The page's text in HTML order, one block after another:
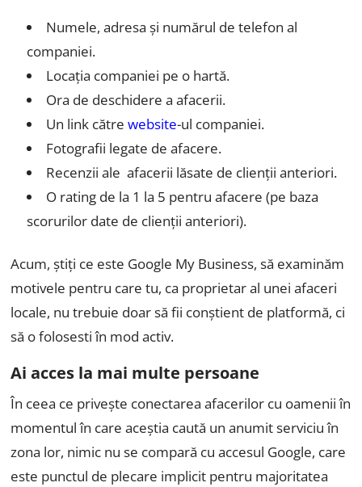
Numele, adresa și numărul de telefon al
companiei.
Locația companiei pe o hartă.
Ora de deschidere a afacerii.
Un link cătrewebsite-ul companiei.
Fotografii legate de afacere.
Recenzii ale afacerii lăsate de clienții anteriori.
O rating de la 1 la 5 pentru afacere (pe baza
scorurilor date de clienții anteriori).
Acum, știți ce este Google My Business, să examinăm
motivele pentru care tu, ca proprietar al unei afaceri
locale, nu trebuie doar să fii conștient de platformă, ci
să o folosesti în mod activ.
Ai acces la mai multe persoane
În ceea ce privește conectarea afacerilor cu oamenii în
momentul în care aceștia caută un anumit serviciu în
zona lor, nimic nu se compară cu accesul Google, care
este punctul de plecare implicit pentru majoritatea